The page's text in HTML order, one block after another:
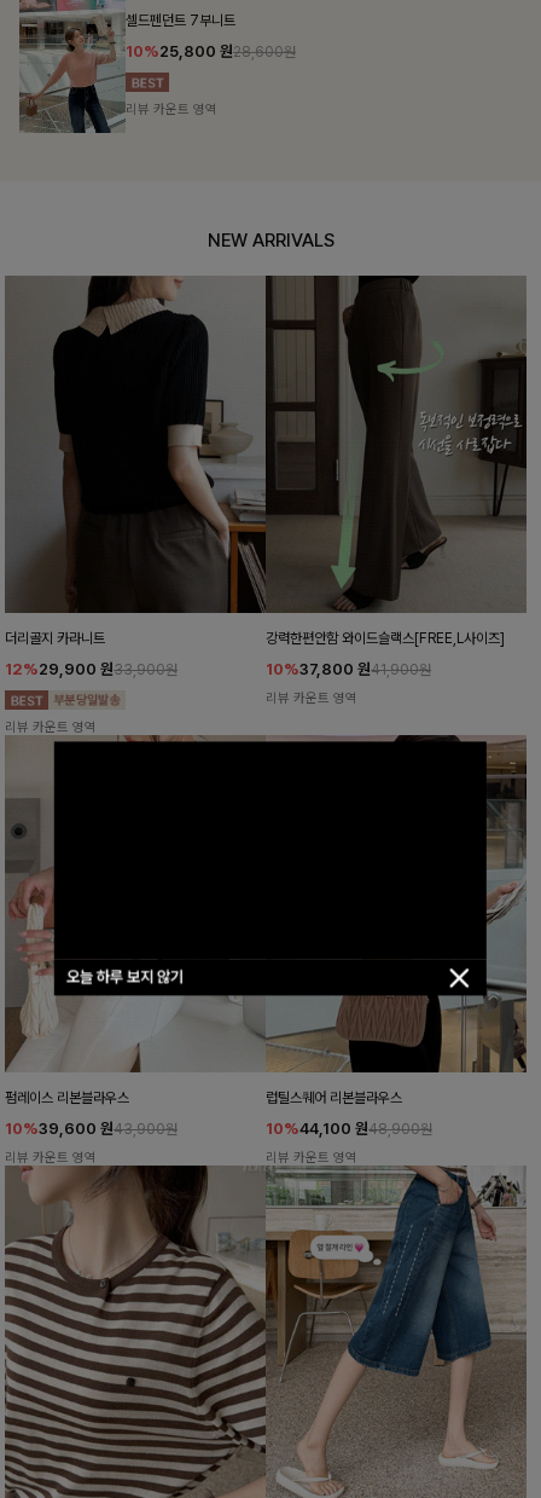
오늘 하루 보지 않기
셀드펜던트 7부니트
10%25,800 원28,600원
리뷰 카운트 영역
NEW ARRIVALS
더리골지 카라니트
12%29,900 원33,900원
리뷰 카운트 영역
강력한편안함 와이드슬랙스[FREE,L사이즈]
10%37,800 원41,900원
리뷰 카운트 영역
펌레이스 리본블라우스
10%39,600 원43,900원
리뷰 카운트 영역
럽틸스퀘어 리본블라우스
10%44,100 원48,900원
리뷰 카운트 영역